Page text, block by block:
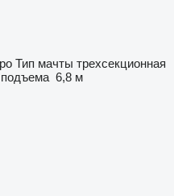
Тип мачты трехсекционная
6,8 м